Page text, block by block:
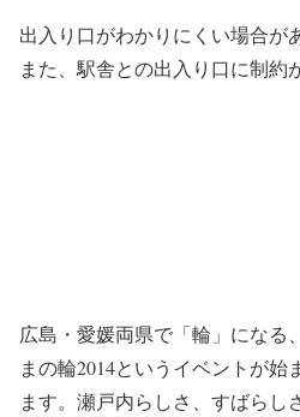
出入り口がわかりにくい場合が
また、駅舎との出入り口に制約
広島・愛媛両県で「輪」になる
まの輪2014というイベントが始
ます。瀬戸内らしさ、すばらし